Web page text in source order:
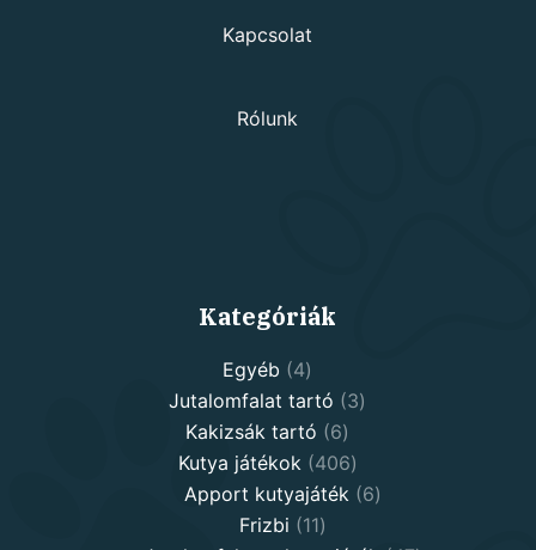
Kapcsolat
Rólunk
Kategóriák
Egyéb 44
products
Jutalomfalat tartó 33
Kakizsák tartó 66
products
Kutya játékok 406406
products
Apport kutyajáték 66
Frizbi 1111